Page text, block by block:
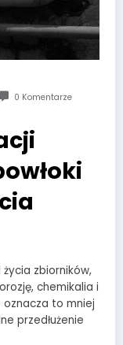
0 Komentarze
życia zbiorników,
chemikalia i
oznacza to mniej
przedłużenie